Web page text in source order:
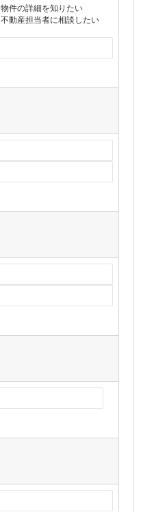
物件の詳細を知りたい
不動産担当者に相談したい